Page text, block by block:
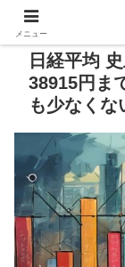
PR
日経平均
38915円ま
も少なくな
メニュー